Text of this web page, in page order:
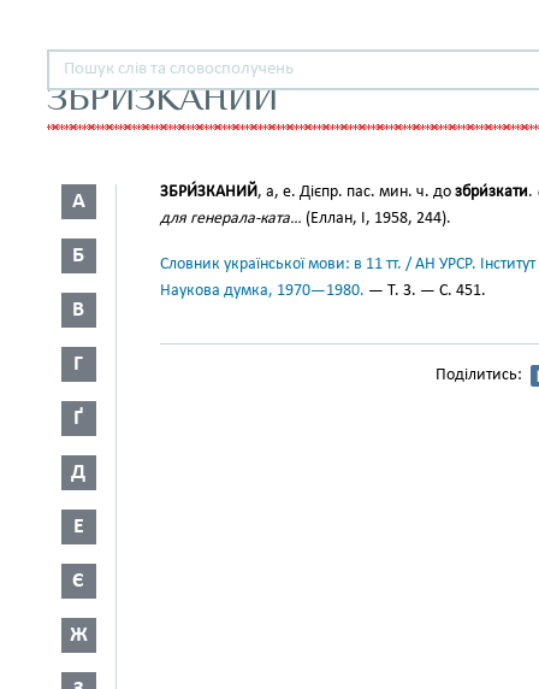
ЗБРИЗКАНИЙ
А
Б
В
Г
Ґ
Д
Е
Є
Ж
ЗБРИ́ЗКАНИЙ, а, е. Дієпр. пас. мин. ч. до збри́зкати.
для генерала-ката… (Еллан, І, 1958, 244).
Словник української мови: в 11 тт. / АН УРСР.
Наукова думка, 1970—1980. — Т. 3. — С. 451.
Поділитись: